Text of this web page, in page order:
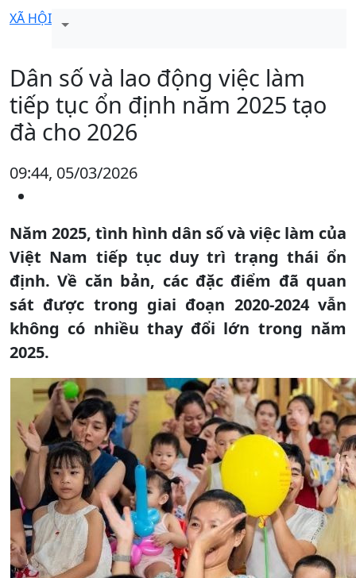
XÃ HỘI
Dân số và lao động việc làm
tiếp tục ổn định năm 2025 tạo
đà cho 2026
09:44, 05/03/2026
Năm 2025, tình hình dân số và việc làm của
Việt Nam tiếp tục duy trì trạng thái ổn
định. Về căn bản, các đặc điểm đã quan
sát được trong giai đoạn 2020-2024 vẫn
không có nhiều thay đổi lớn trong năm
2025.